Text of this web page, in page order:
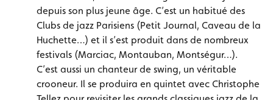
depuis son plus jeune âge. C’est un habitué des
Clubs de jazz Parisiens (Petit Journal, Caveau de la
Huchette…) et il s’est produit dans de nombreux
festivals (Marciac, Montauban, Montségur…).
C’est aussi un chanteur de swing, un véritable
crooneur. Il se produira en quintet avec Christophe